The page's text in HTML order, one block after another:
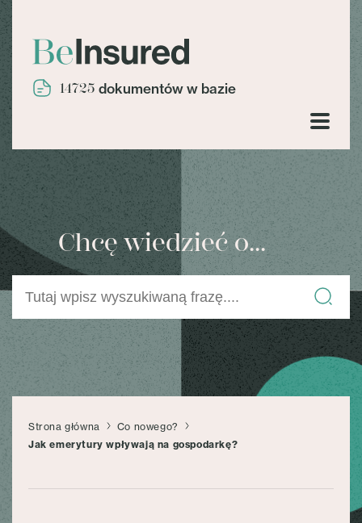
14725 dokumentów w bazie
Chcę wiedzieć o...
Strona główna
Co nowego?
Jak emerytury wpływają na gospodarkę?